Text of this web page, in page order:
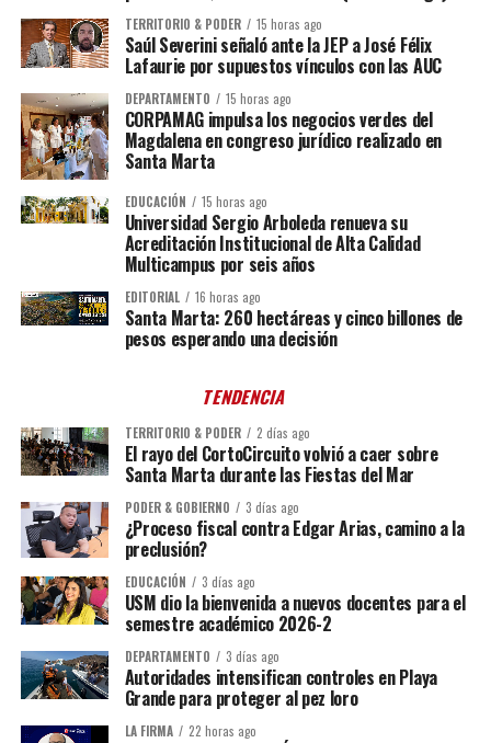
TERRITORIO & PODER 15 horas ago
Saúl Severini señaló ante la JEP a José Félix
Lafaurie por supuestos vínculos con las AUC
DEPARTAMENTO 15 horas ago
CORPAMAG impulsa los negocios verdes del
Magdalena en congreso jurídico realizado en
Santa Marta
EDUCACIÓN 15 horas ago
Universidad Sergio Arboleda renueva su
Acreditación Institucional de Alta Calidad
Multicampus por seis años
EDITORIAL 16 horas ago
Santa Marta: 260 hectáreas y cinco billones de
pesos esperando una decisión
TENDENCIA
TERRITORIO & PODER 2 días ago
El rayo del CortoCircuito volvió a caer sobre
Santa Marta durante las Fiestas del Mar
PODER & GOBIERNO 3 días ago
¿Proceso fiscal contra Edgar Arias, camino a la
preclusión?
EDUCACIÓN 3 días ago
USM dio la bienvenida a nuevos docentes para el
semestre académico 2026-2
DEPARTAMENTO 3 días ago
Autoridades intensifican controles en Playa
Grande para proteger al pez loro
LA FIRMA 22 horas ago